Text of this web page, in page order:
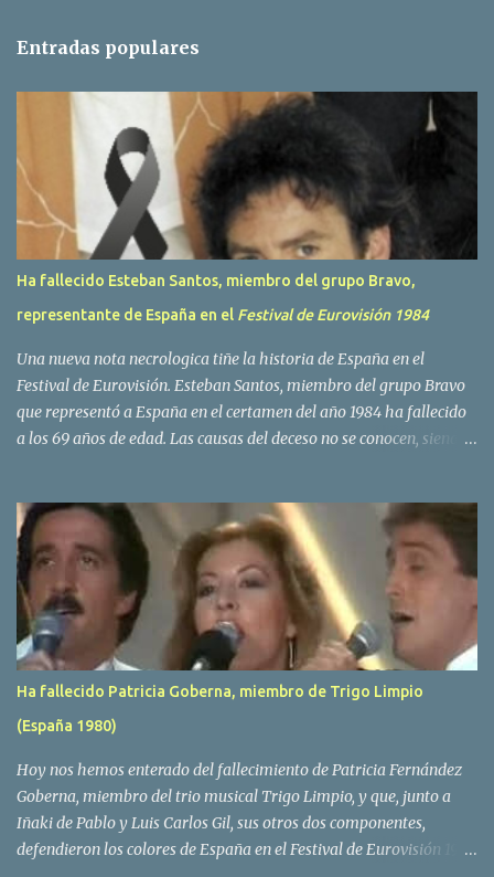
r
s
Entradas populares
Ha fallecido Esteban Santos, miembro del grupo Bravo,
representante de España en el Festival de Eurovisión 1984
Una nueva nota necrologica tiñe la historia de España en el
Festival de Eurovisión. Esteban Santos, miembro del grupo Bravo
que representó a España en el certamen del año 1984 ha fallecido
a los 69 años de edad. Las causas del deceso no se conocen, siendo
traves de las redes sociales. Nacido en Tolosa en 1951, durante su
epoca universitaria en la carrera de empresariales conoció al
estudiante de medicina Luis Villar, comenzando a actuar
juntos,Santos a la guitarra y Villar al piano, sin atreverse a dar el
salto al mercado profesional. Sin embargo esto cambió gracias a la
propia Amaia Saizar, que tras su abandono de Trigo Limpio,
recibió por parte de la discografica Hispavox el encargo de crear
un nuevo grupo, reclutando al duo de amigos y a la ex modelo
Yolanda Hoyos. Con los cuatro surgió en el año 1982 el grupo
Ha fallecido Patricia Goberna, miembro de Trigo Limpio
(España 1980)
Hoy nos hemos enterado del fallecimiento de Patricia Fernández
Goberna, miembro del trio musical Trigo Limpio, y que, junto a
Iñaki de Pablo y Luis Carlos Gil, sus otros dos componentes,
defendieron los colores de España en el Festival de Eurovisión 1980